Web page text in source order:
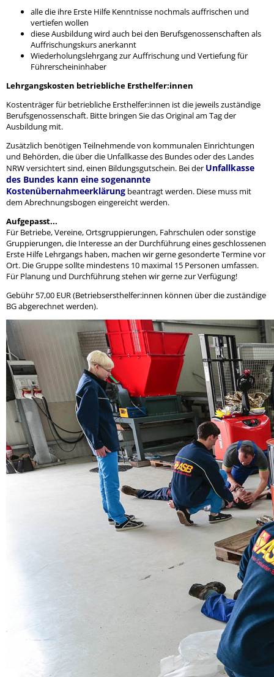
alle die ihre Erste Hilfe Kenntnisse nochmals auffrischen und
vertiefen wollen
diese Ausbildung wird auch bei den Berufsgenossenschaften als
Auffrischungskurs anerkannt
Wiederholungslehrgang zur Auffrischung und Vertiefung für
Führerscheininhaber
Lehrgangskosten betriebliche Ersthelfer:innen
Kostenträger für betriebliche Ersthelfer:innen ist die jeweils zuständige
Berufsgenossenschaft. Bitte bringen Sie das Original am Tag der
Ausbildung mit.
Zusätzlich benötigen Teilnehmende von kommunalen Einrichtungen
und Behörden, die über die Unfallkasse des Bundes oder des Landes
NRW versichtert sind, einen Bildungsgutschein. Bei der Unfallkasse
des Bundes kann eine sogenannte
Kostenübernahmeerklärung beantragt werden. Diese muss mit
dem Abrechnungsbogen eingereicht werden.
Aufgepasst...
Für Betriebe, Vereine, Ortsgruppierungen, Fahrschulen oder sonstige
Gruppierungen, die Interesse an der Durchführung eines geschlossenen
Erste Hilfe Lehrgangs haben, machen wir gerne gesonderte Termine vor
Ort. Die Gruppe sollte mindestens 10 maximal 15 Personen umfassen.
Für Planung und Durchführung stehen wir gerne zur Verfügung!
Gebühr 57,00 EUR (Betriebsersthelfer:innen können über die zuständige
BG abgerechnet werden).